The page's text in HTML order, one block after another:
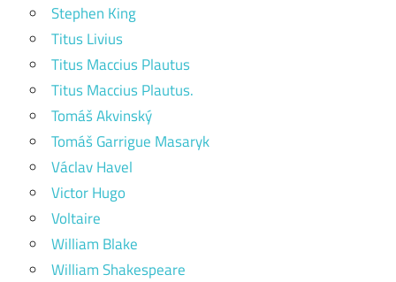
Stephen King
Titus Livius
Titus Maccius Plautus
Titus Maccius Plautus.
Tomáš Akvinský
Tomáš Garrigue Masaryk
Václav Havel
Victor Hugo
Voltaire
William Blake
William Shakespeare